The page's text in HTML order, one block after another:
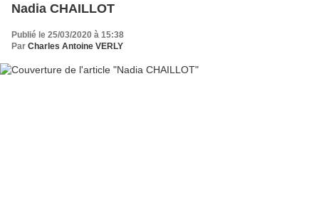
Nadia CHAILLOT
Publié le 25/03/2020 à 15:38
Par Charles Antoine VERLY